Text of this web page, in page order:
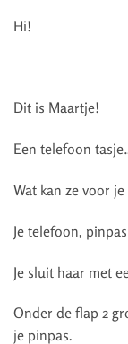
Hi!
Dit is Maartje!
Een telefoon
Wat kan ze voor
Je telefoon,
Je sluit haar met
Onder de flap 2
je pinpas.